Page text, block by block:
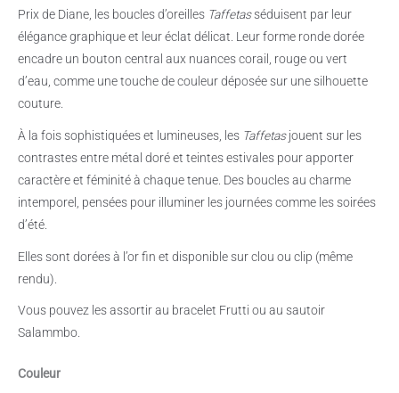
Prix de Diane, les boucles d’oreilles Taffetasséduisent par leur
élégance graphique et leur éclat délicat. Leur forme ronde dorée
encadre un bouton central aux nuances corail, rouge ou vert
d’eau, comme une touche de couleur déposée sur une silhouette
couture.
À la fois sophistiquées et lumineuses, les Taffetasjouent sur les
contrastes entre métal doré et teintes estivales pour apporter
caractère et féminité à chaque tenue. Des boucles au charme
intemporel, pensées pour illuminer les journées comme les soirées
d’été.
Elles sont dorées à l’or fin et disponible sur clou ou clip (même
rendu).
Vous pouvez les assortir au bracelet Frutti ou au sautoir
Salammbo.
Couleur